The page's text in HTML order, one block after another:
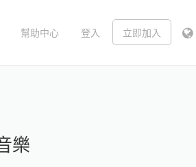
幫助中心 登入 立即加入
樂